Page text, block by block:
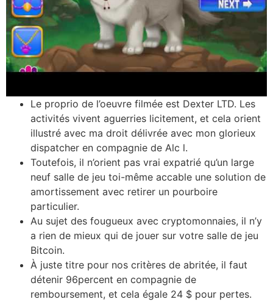
Le proprio de l’oeuvre filmée est Dexter LTD. Les
activités vivent aguerries licitement, et cela orient
illustré avec ma droit délivrée avec mon glorieux
dispatcher en compagnie de Alc l.
Toutefois, il n’orient pas vrai expatrié qu’un large
neuf salle de jeu toi-même accable une solution de
amortissement avec retirer un pourboire
particulier.
Au sujet des fougueux avec cryptomonnaies, il n’y
a rien de mieux qui de jouer sur votre salle de jeu
Bitcoin.
À juste titre pour nos critères de abritée, il faut
détenir 96percent en compagnie de
remboursement, et cela égale 24 $ pour pertes.